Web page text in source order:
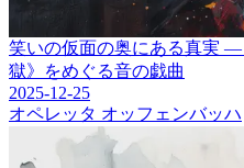
笑いの仮面の奥にある真実
獄》をめぐる音の戯曲
2025-12-25
オペレッタ オッフェンバッハ